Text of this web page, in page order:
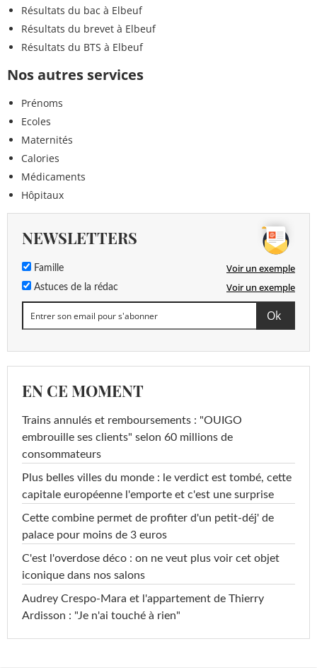
Résultats du bac à Elbeuf
Résultats du brevet à Elbeuf
Résultats du BTS à Elbeuf
Nos autres services
Prénoms
Ecoles
Maternités
Calories
Médicaments
Hôpitaux
NEWSLETTERS
Famille Voir un exemple
Astuces de la rédac Voir un exemple
EN CE MOMENT
Trains annulés et remboursements : "OUIGO
embrouille ses clients" selon 60 millions de
consommateurs
Plus belles villes du monde : le verdict est tombé, cette
capitale européenne l'emporte et c'est une surprise
Cette combine permet de profiter d'un petit-déj' de
palace pour moins de 3 euros
C'est l'overdose déco : on ne veut plus voir cet objet
iconique dans nos salons
Audrey Crespo-Mara et l'appartement de Thierry
Ardisson : "Je n'ai touché à rien"